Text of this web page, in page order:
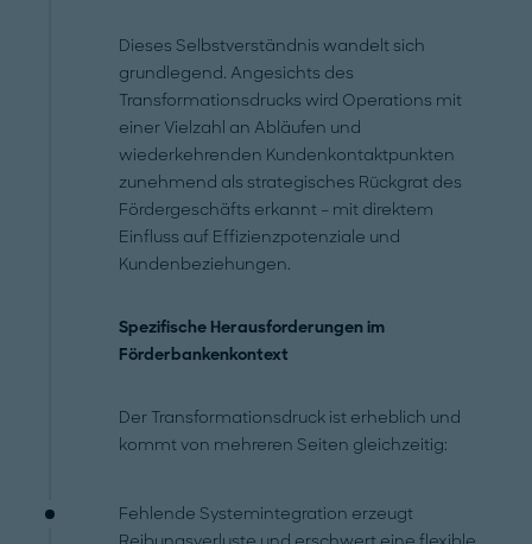
Dieses Selbstverständnis wandelt sich
grundlegend. Angesichts des
Transformationsdrucks wird Operations mit
einer Vielzahl an Abläufen und
wiederkehrenden Kundenkontaktpunkten
zunehmend als strategisches Rückgrat des
Fördergeschäfts erkannt – mit direktem
Einfluss auf Effizienzpotenziale und
Kundenbeziehungen.
Spezifische Herausforderungen im
Förderbankenkontext
Der Transformationsdruck ist erheblich und
kommt von mehreren Seiten gleichzeitig:
Fehlende Systemintegration erzeugt